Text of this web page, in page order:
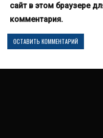
сайт в этом браузере
комментария.